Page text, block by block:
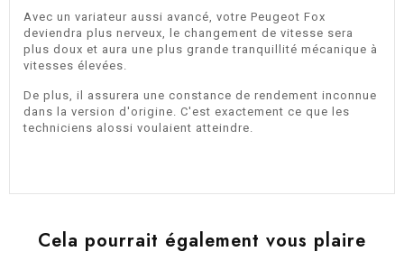
Avec un variateur aussi avancé, votre Peugeot Fox
deviendra plus nerveux, le changement de vitesse sera
plus doux et aura une plus grande tranquillité mécanique à
vitesses élevées.
De plus, il assurera une constance de rendement inconnue
dans la version d'origine. C'est exactement ce que les
techniciens alossi voulaient atteindre.
Cela pourrait également vous plaire